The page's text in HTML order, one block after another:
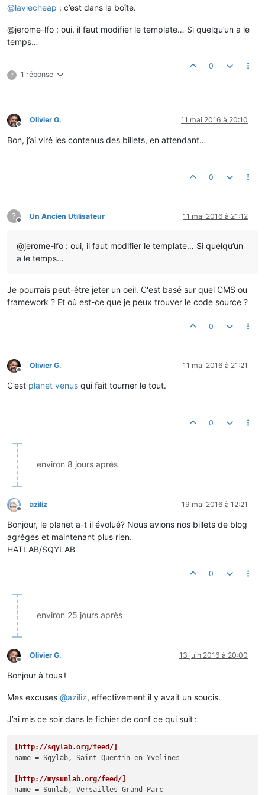
@laviecheap : c’est dans la boîte.
@jerome-lfo : oui, il faut modifier le template… Si quelqu’un a le
temps…
? 1 réponse
0
Hors-ligne
Olivier G. 11 mai 2016 à 20:10
Bon, j’ai viré les contenus des billets, en attendant…
0
?
Hors-ligne
Un Ancien Utilisateur 11 mai 2016 à 21:12
@jerome-lfo : oui, il faut modifier le template… Si quelqu’un
a le temps…
Je pourrais peut-être jeter un oeil. C'est basé sur quel CMS ou
framework ? Et où est-ce que je peux trouver le code source ?
0
Hors-ligne
Olivier G. 11 mai 2016 à 21:21
C’est planet venus qui fait tourner le tout.
0
environ 8 jours après
Hors-ligne
aziliz 19 mai 2016 à 12:21
Bonjour, le planet a-t il évolué? Nous avions nos billets de blog
agrégés et maintenant plus rien.
HATLAB/SQYLAB
0
environ 25 jours après
Hors-ligne
Olivier G. 13 juin 2016 à 20:00
Bonjour à tous !
Mes excuses @aziliz, effectivement il y avait un soucis.
J’ai mis ce soir dans le fichier de conf ce qui suit :
[http://sqylab.org/feed/]
name = Sqylab, Saint-Quentin-en-Yvelines
[http://mysunlab.org/feed/]
name = Sunlab, Versailles Grand Parc